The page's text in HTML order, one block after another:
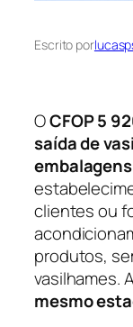
Escrito por
OCFOP 5
saída de
clientes ou
produtos,
vasilhames.
mesmo